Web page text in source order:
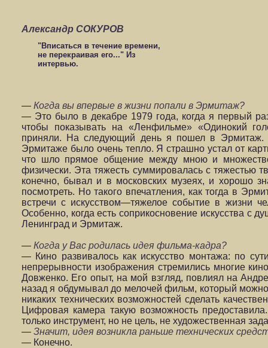
Александр СОКУРОВ
"Вписаться в течение времени,
не перекраивая его..." Из
интервью.
— Когда вы впервые в жизни попали в Эрмитаж?
— Это было в декабре 1979 года, когда я первый
чтобы показывать на «Ленфильме» «Одинокий
приняли. На следующий день я пошел в
Эрмитаже было очень тепло. Я страшно устал от
что шло прямое общение между мною и
физически. Эта тяжесть суммировалась с тяжестью
конечно, бывал и в московских музеях, и хорошо
посмотреть. Но такого впечатления, как тогда в
встречи с искусством—тяжелое событие в жизни
Особенно, когда есть соприкосновение искусства с
Ленинград и Эрмитаж.
— Когда у Вас родилась идея фильма-кадра?
— Кино развивалось как искусство монтажа: по
непрерывности изображения стремились многие
Довженко. Его опыт, на мой взгляд, повлиял на
назад я обдумывал до мелочей фильм, который
никаких технических возможностей сделать
Цифровая камера такую возможность
только инструмент, но не цель, не художественная
— Значит, идея возникла раньше технических
— Конечно.